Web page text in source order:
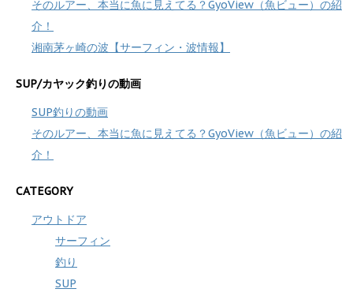
そのルアー、本当に魚に見えてる？GyoView（魚ビュー）の紹
介！
湘南茅ヶ崎の波【サーフィン・波情報】
SUP/カヤック釣りの動画
SUP釣りの動画
そのルアー、本当に魚に見えてる？GyoView（魚ビュー）の紹
介！
CATEGORY
アウトドア
サーフィン
釣り
SUP